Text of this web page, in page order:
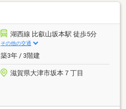
湖西線 比叡山坂本駅 徒歩5分
その他の交通
築3年 / 3階建
滋賀県大津市坂本７丁目